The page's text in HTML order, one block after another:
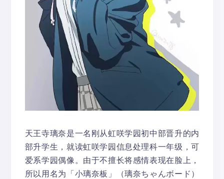
天王寺璃奈是一名刚从虹咲学园初中部晋升的内
部升学生，就读虹咲学园信息处理科一年级，可
爱系学园偶像。由于不擅长将感情表现在脸上，
所以用名为「小璃奈板」（璃奈ちゃんボード）